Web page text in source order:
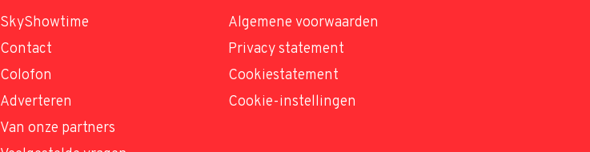
SkyShowtime
Contact
Colofon
Adverteren
Van onze partners
Algemene voorwaarden
Privacy statement
Cookiestatement
Cookie-instellingen